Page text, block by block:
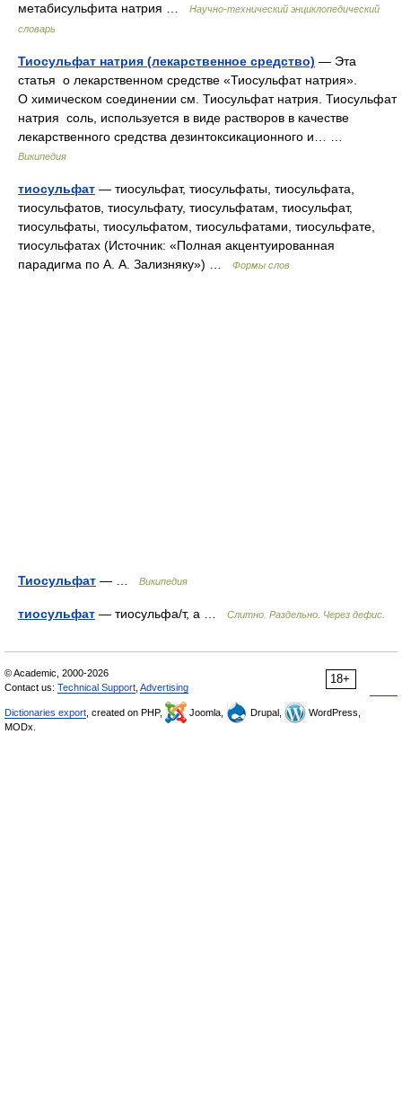
метабисульфита натрия …
Научно-технический энциклопедический
словарь
Тиосульфат натрия (лекарственное средство) — Эта
статья о лекарственном средстве «Тиосульфат натрия».
О химическом соединении см. Тиосульфат натрия. Тиосульфат
натрия соль, используется в виде растворов в качестве
лекарственного средства дезинтоксикационного и… …
Википедия
тиосульфат — тиосульфат, тиосульфаты, тиосульфата,
тиосульфатов, тиосульфату, тиосульфатам, тиосульфат,
тиосульфаты, тиосульфатом, тиосульфатами, тиосульфате,
тиосульфатах (Источник: «Полная акцентуированная
парадигма по А. А. Зализняку») …
Формы слов
Тиосульфат — … Википедия
тиосульфат — тиосульфа/т, а … Слитно. Раздельно. Через дефис.
18+
© Academic, 2000-2026
Contact us: Technical Support Advertising
Dictionaries export , created on PHP, Joomla, Drupal,
WordPress,
MODx.